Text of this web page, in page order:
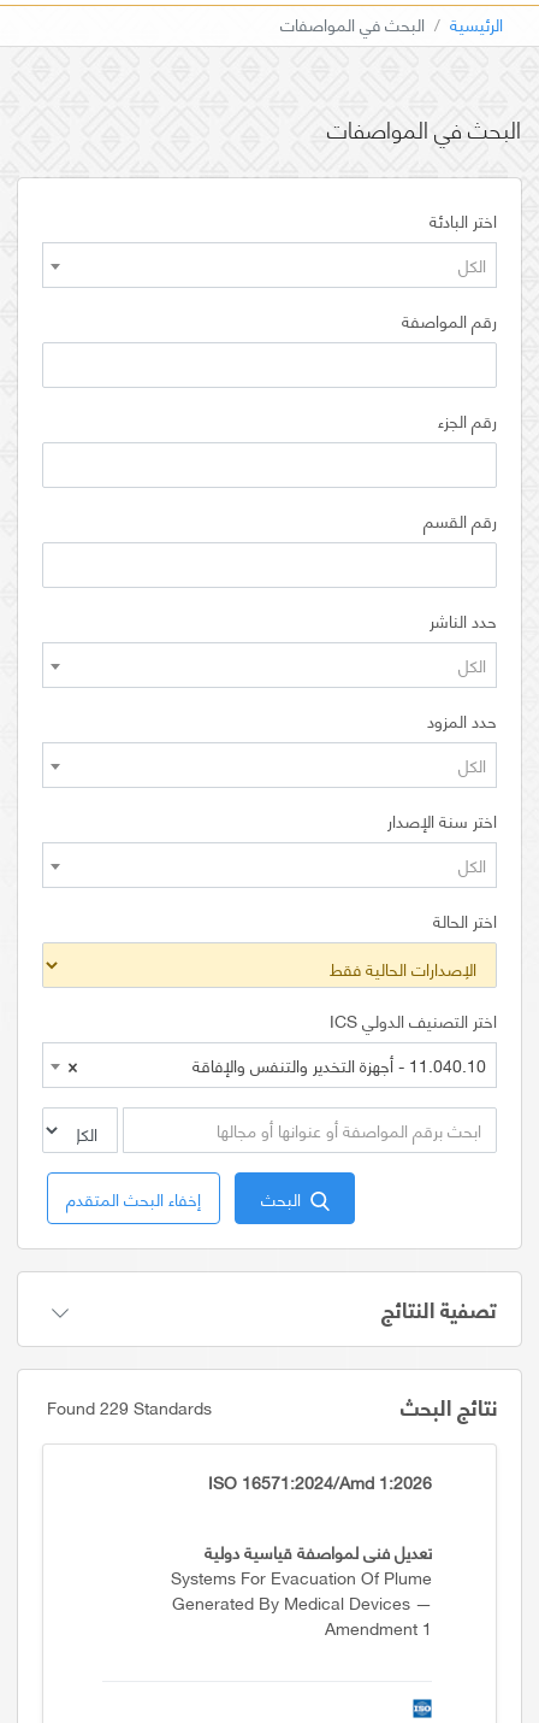
الرئيسية البحث في المواصفات
البحث في المواصفات
اختر البادئة
الكل
رقم المواصفة
رقم الجزء
رقم القسم
حدد الناشر
الكل
حدد المزود
الكل
اختر سنة الإصدار
الكل
اختر الحالة
اختر التصنيف الدولي ICS
×
11.040.10 - أجهزة التخدير والتنفس والإفاقة
البحث إخفاء البحث المتقدم
تصفية النتائج
نتائج البحث Found 229 Standards
ISO 16571:2024/Amd 1:2026
تعديل فني لمواصفة قياسية دولية
Systems For Evacuation Of Plume
Generated By Medical Devices —
Amendment 1